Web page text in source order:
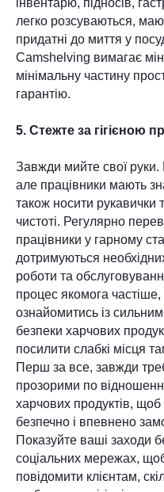
інвентарю, підносів,
легко розсуваються,
придатні до миття у
Camshelving вимагає
мінімальну частину
гарантію.
5. Стежте за гігієною
Завжди мийте свої руки.
але працівники мають
також носити рукавички
чистоті. Регулярно
працівники у гарному
дотримуються необхідних
роботи та
процес якомога
ознайомитись із
безпеки харчових
посилити слабкі місця
Перш за все, завжди
прозорими по
харчових продуктів, щоб
безпечно і впевнено
Показуйте ваші заходи
соціальних мережах,
повідомити клієнтам,